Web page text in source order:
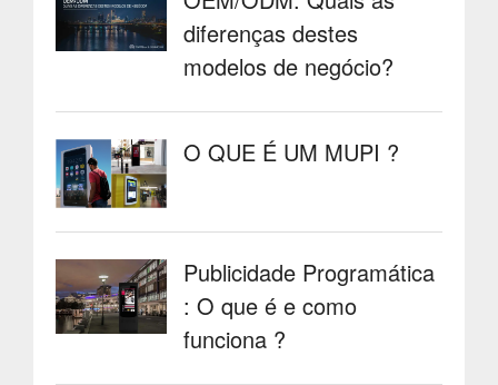
diferenças destes
modelos de negócio?
O QUE É UM MUPI ?
Publicidade Programática
: O que é e como
funciona ?